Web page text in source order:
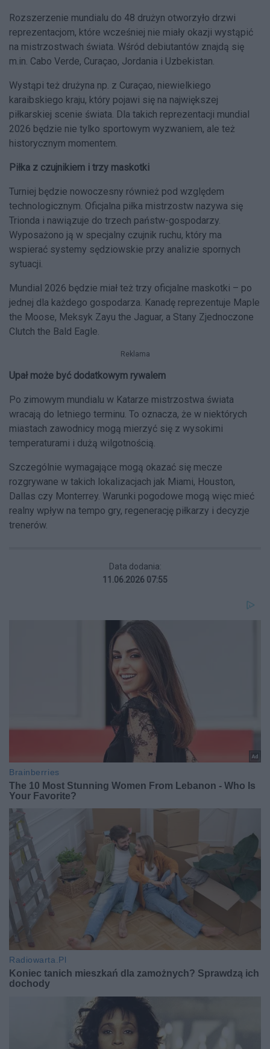
Rozszerzenie mundialu do 48 drużyn otworzyło drzwi
reprezentacjom, które wcześniej nie miały okazji wystąpić
na mistrzostwach świata. Wśród debiutantów znajdą się
m.in. Cabo Verde, Curaçao, Jordania i Uzbekistan.
Wystąpi też drużyna np. z Curaçao, niewielkiego
karaibskiego kraju, który pojawi się na największej
piłkarskiej scenie świata. Dla takich reprezentacji mundial
2026 będzie nie tylko sportowym wyzwaniem, ale też
historycznym momentem.
Piłka z czujnikiem i trzy maskotki
Turniej będzie nowoczesny również pod względem
technologicznym. Oficjalna piłka mistrzostw nazywa się
Trionda i nawiązuje do trzech państw-gospodarzy.
Wyposażono ją w specjalny czujnik ruchu, który ma
wspierać systemy sędziowskie przy analizie spornych
sytuacji.
Mundial 2026 będzie miał też trzy oficjalne maskotki – po
jednej dla każdego gospodarza. Kanadę reprezentuje Maple
the Moose, Meksyk Zayu the Jaguar, a Stany Zjednoczone
Clutch the Bald Eagle.
Reklama
Upał może być dodatkowym rywalem
Po zimowym mundialu w Katarze mistrzostwa świata
wracają do letniego terminu. To oznacza, że w niektórych
miastach zawodnicy mogą mierzyć się z wysokimi
temperaturami i dużą wilgotnością.
Szczególnie wymagające mogą okazać się mecze
rozgrywane w takich lokalizacjach jak Miami, Houston,
Dallas czy Monterrey. Warunki pogodowe mogą więc mieć
realny wpływ na tempo gry, regenerację piłkarzy i decyzje
trenerów.
Data dodania:
11.06.2026 07:55